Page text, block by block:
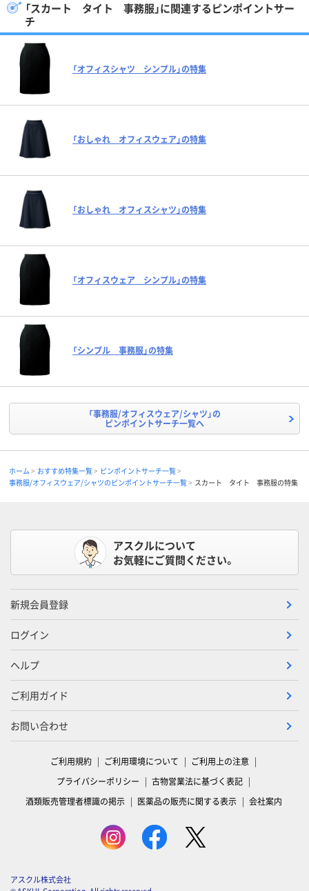
「スカート タイト 事務服」に関連するピンポイントサー
チ
「オフィスシャツ シンプル」の特集
「おしゃれ オフィスウェア」の特集
「おしゃれ オフィスシャツ」の特集
「オフィスウェア シンプル」の特集
「シンプル 事務服」の特集
「事務服/オフィスウェア/シャツ」の
ピンポイントサーチ一覧へ
ホーム おすすめ特集一覧
ピンポイントサーチ一覧
事務服/オフィスウェア/シャツのピンポイントサーチ一覧
スカート タイト 事務服の特集
アスクルについて
お気軽にご質問ください。
新規会員登録
ログイン
ヘルプ
ご利用ガイド
お問い合わせ
ご利用規約 ご利用環境について
ご利用上の注意
プライバシーポリシー
古物営業法に基づく表記
酒類販売管理者標識の掲示
医薬品の販売に関する表示 会社案内
アスクル株式会社